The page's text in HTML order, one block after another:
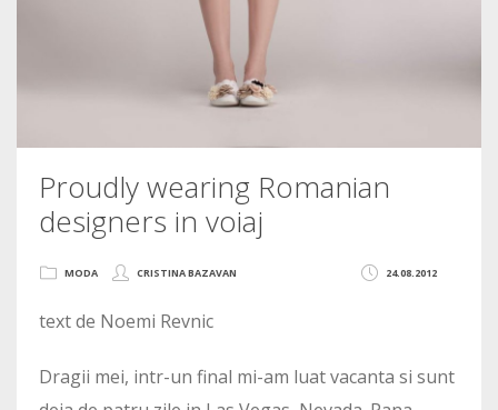
Proudly wearing Romanian
designers in voiaj
24.08.2012
MODA CRISTINA BAZAVAN
text de Noemi Revnic
Dragii mei, intr-un final mi-am luat vacanta si sunt